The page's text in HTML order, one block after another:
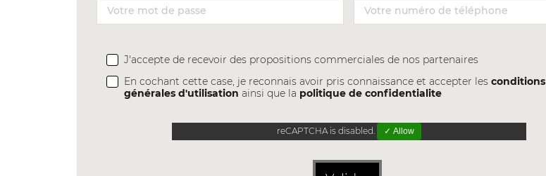
J'accepte de recevoir des propositions commerciales de nos partenaires
En cochant cette case, je reconnais avoir pris connaissance et accepter lesconditions
générales d'utilisation ainsi que la politique de confidentialite
reCAPTCHA is disabled. ✓ Allow